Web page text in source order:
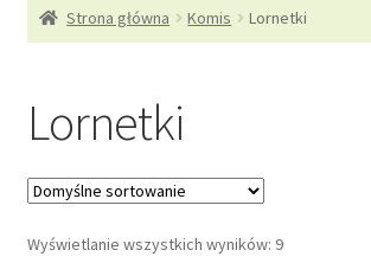
Strona główna Komis Lornetki
Lornetki
Wyświetlanie wszystkich wyników: 9